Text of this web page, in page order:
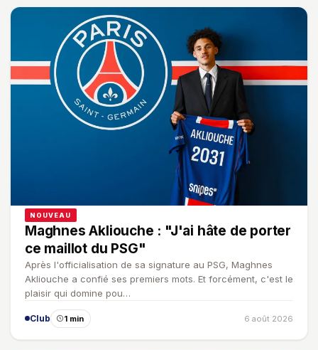
NOUVEAU
Maghnes Akliouche : "J'ai hâte de porter
ce maillot du PSG"
Après l'officialisation de sa signature au PSG, Maghnes
Akliouche a confié ses premiers mots. Et forcément, c'est le
plaisir qui domine pou…
Club 1 min 6 août 2026